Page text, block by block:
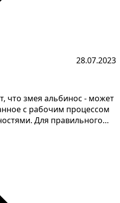
28.07.2023
что змея альбинос - может
с рабочим процессом
Для правильного